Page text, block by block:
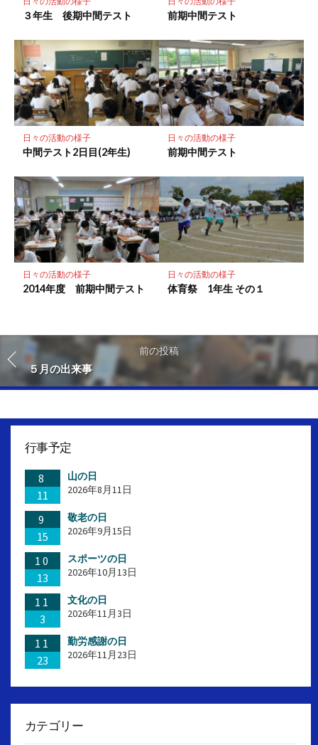
３年生 後期中間テスト 前期中間テスト
日々の活動の様子
中間テスト2日目(2年生)
日々の活動の様子
前期中間テスト
日々の活動の様子
2014年度 前期中間テスト
日々の活動の様子
体育祭 1年生 その１
前の投稿
５月の出来事
行事予定
8
11
山の日
2026年8月11日
9
15
敬老の日
2026年9月15日
10
13
スポーツの日
2026年10月13日
11
3
文化の日
2026年11月3日
11
23
勤労感謝の日
2026年11月23日
カテゴリー